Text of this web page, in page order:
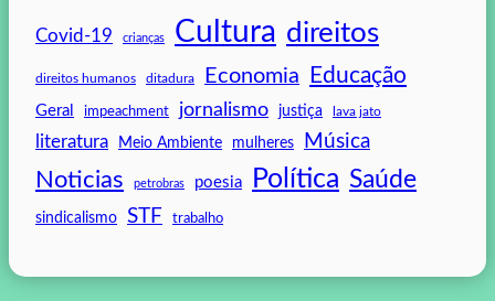
Covid-19 crianças Cultura direitos
direitos humanos ditadura Economia Educação
Geral impeachment jornalismo justiça lava jato
literatura Meio Ambiente mulheres Música
Noticias petrobras poesia Política Saúde
sindicalismo STF trabalho